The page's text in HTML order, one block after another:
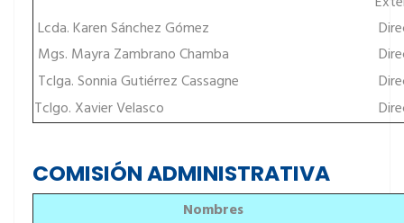
Lcda. Karen Sánchez Gómez
Mgs. Mayra Zambrano Chamba
Tclga. Sonnia Gutiérrez Cassagne
Tclgo. Xavier Velasco
COMISIÓN ADMINISTRATIVA
Nombres